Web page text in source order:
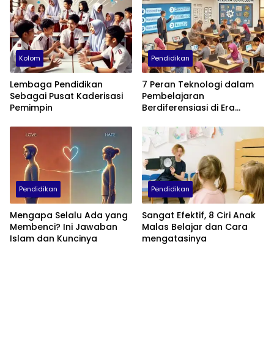
Kolom
Lembaga Pendidikan
Sebagai Pusat Kaderisasi
Pemimpin
Pendidikan
7 Peran Teknologi dalam
Pembelajaran
Berdiferensiasi di Era
Pendidikan
Mengapa Selalu Ada yang
Membenci? Ini Jawaban
Islam dan Kuncinya
Pendidikan
Sangat Efektif, 8 Ciri Anak
Malas Belajar dan Cara
mengatasinya